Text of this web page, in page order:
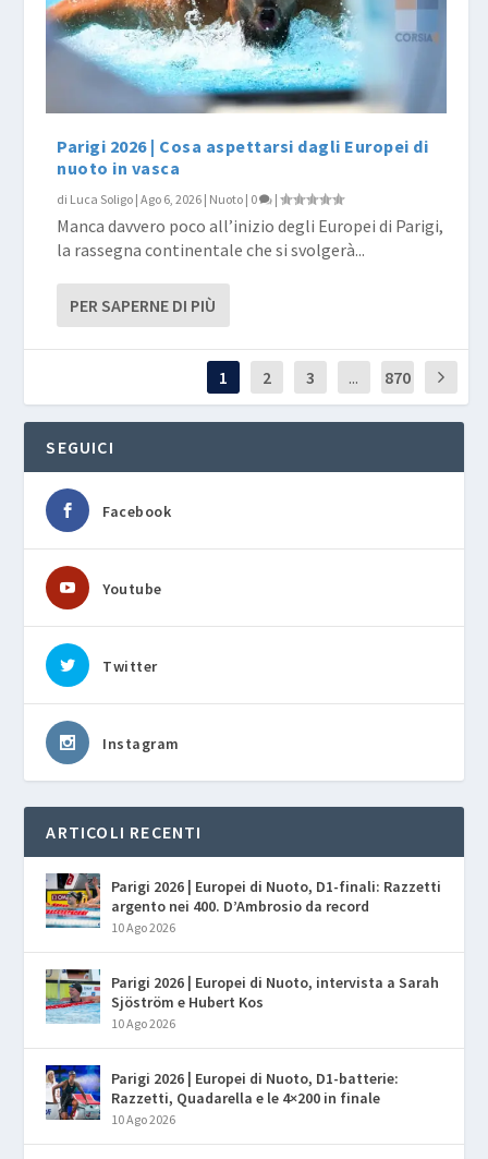
Parigi 2026 | Cosa aspettarsi dagli Europei di
nuoto in vasca
di Luca Soligo |Ago 6, 2026 | Nuoto | 0 |
Manca davvero poco all’inizio degli Europei di Parigi,
la rassegna continentale che si svolgerà...
PER SAPERNE DI PIÙ
1 2 3 ... 870
SEGUICI
Facebook
Youtube
Twitter
Instagram
ARTICOLI RECENTI
Parigi 2026 | Europei di Nuoto, D1-finali: Razzetti
argento nei 400. D’Ambrosio da record
10 Ago 2026
Parigi 2026 | Europei di Nuoto, intervista a Sarah
Sjöström e Hubert Kos
10 Ago 2026
Parigi 2026 | Europei di Nuoto, D1-batterie:
Razzetti, Quadarella e le 4×200 in finale
10 Ago 2026